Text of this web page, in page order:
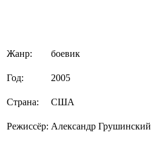
Жанр: боевик
Год: 2005
Страна: США
Режиссёр: Александр Грушинский